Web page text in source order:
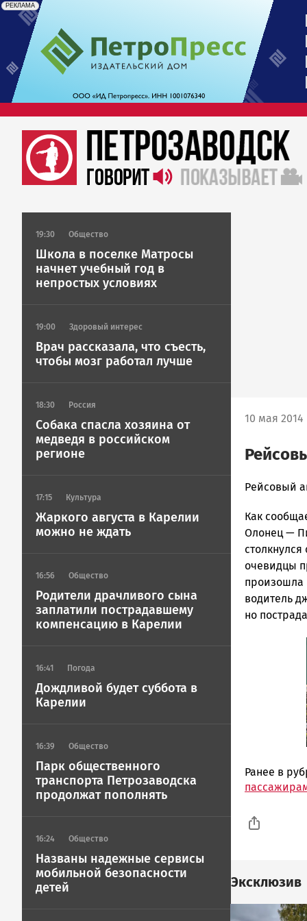
erid: 2SDnjdrAfb3
РЕКЛАМА
Реклама
19:30 Общество
Школа в поселке Матросы
начнет учебный год в
непростых условиях
19:00 Здоровый интерес
Врач рассказала, что съесть,
чтобы мозг работал лучше
18:30 Россия
Собака спасла хозяина от
медведя в российском
регионе
17:15 Культура
Жаркого августа в Карелии
можно не ждать
16:56 Общество
Родители драчливого сына
заплатили пострадавшему
компенсацию в Карелии
16:41 Погода
Дождливой будет суббота в
Карелии
16:39 Общество
Парк общественного
транспорта Петрозаводска
продолжат пополнять
16:24 Общество
Названы надежные сервисы
мобильной безопасности
детей
10 мая 2014
admintimur
и
Карелии
|
ГОВОРИТ
Рейсовый
Как
Олонец —
очевидцы
произошла
водитель
но
Ранее в
Эксклюзив